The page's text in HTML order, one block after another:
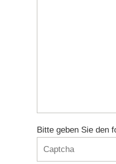
Bitte geben Sie den